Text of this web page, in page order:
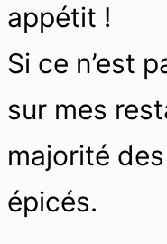
appétit !
Si ce n’est
sur mes
majorité
épicés.